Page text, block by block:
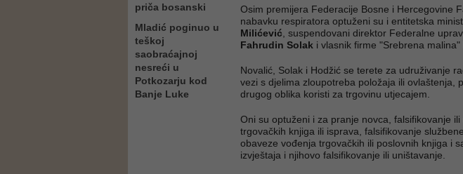
priča bosanski
Mladić poginuo u
teškoj
saobraćajnoj
nesreći u
Potkozarju kod
Banje Luke
Osim premijera Federacije Bosne i Hercegovine
nabavku respiratora optuženi su i entitetska
Milićević , suspendovani direktor Federalne
Fahrudin Solak i vlasnik firme "Srebrena malina"
Novalić, Solak i Hodžić se terete za udruživanje
vezi s djelima zloupotreba položaja ili ovlaštenja,
drugog oblika koristi za trgovinu utjecajem.
Oni su optuženi i za pranje novca, falsifikovanje
trgovačkih knjiga ili isprava, falsifikovanje
obaveze vođenja trgovačkih ili poslovnih knjiga i
izvještaja i njihovo falsifikovanje ili uništavanje.